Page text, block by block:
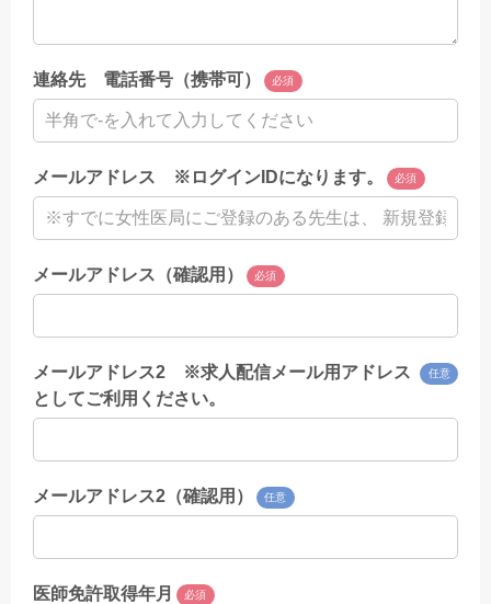
連絡先 電話番号（携帯可） 必須
メールアドレス ※ログインIDになります。 必須
メールアドレス（確認用） 必須
メールアドレス2 ※求人配信メール用アドレス
としてご利用ください。
任意
メールアドレス2（確認用） 任意
医師免許取得年月 必須